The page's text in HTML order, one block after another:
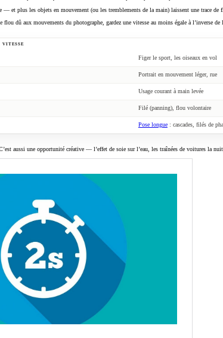
— et plus les objets en mouvement (ou les tremblements de la main) laissent une trace
flou dû aux mouvements du photographe, gardez une vitesse au moins égale à l’inverse
VITESSE
Figer le sport, les oiseaux en vol
Portrait en mouvement léger, rue
Usage courant à main levée
Filé (panning), flou volontaire
Pose longue: cascades, filés de
aussi une opportunité créative — l’effet de soie sur l’eau, les traînées de voitures la